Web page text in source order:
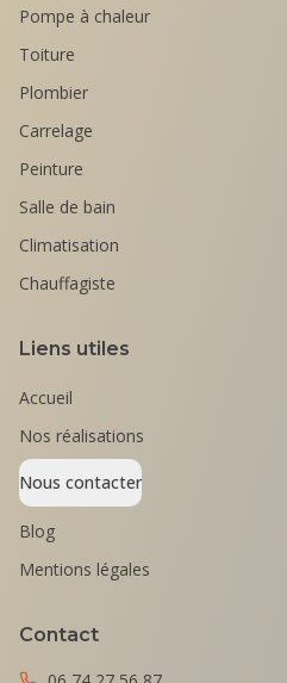
Pompe à chaleur
Toiture
Plombier
Carrelage
Peinture
Salle de bain
Climatisation
Chauffagiste
Liens utiles
Accueil
Nos réalisations
Nous contacter
Blog
Mentions légales
Contact